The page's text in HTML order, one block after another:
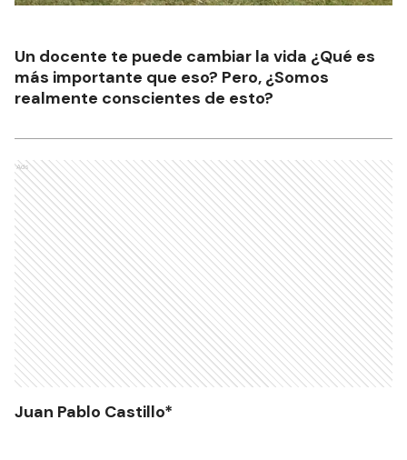
Un docente te puede cambiar la vida ¿Qué es
más importante que eso? Pero, ¿Somos
realmente conscientes de esto?
Ads
Juan Pablo Castillo*